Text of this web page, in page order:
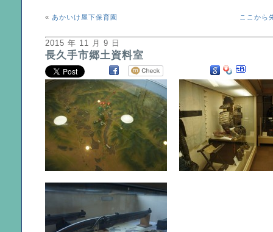
« あかいけ屋下保育園 ここから
2015 年 11 月 9 日
長久手市郷土資料室